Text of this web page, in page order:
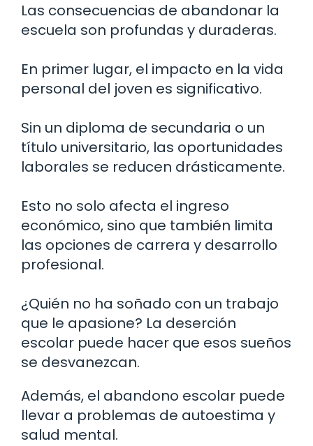
Las consecuencias de abandonar la
escuela son profundas y duraderas.
En primer lugar, el impacto en la vida
personal del joven es significativo.
Sin un diploma de secundaria o un
título universitario, las oportunidades
laborales se reducen drásticamente.
Esto no solo afecta el ingreso
económico, sino que también limita
las opciones de carrera y desarrollo
profesional.
¿Quién no ha soñado con un trabajo
que le apasione? La deserción
escolar puede hacer que esos sueños
se desvanezcan.
Además, el abandono escolar puede
llevar a problemas de autoestima y
salud mental.